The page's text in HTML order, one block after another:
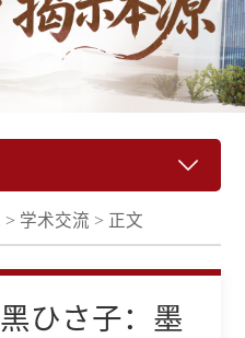
> 学术交流 > 正文
ひさ子：墨